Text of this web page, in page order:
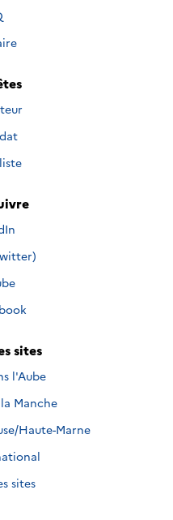
sur
sur
sur
sur
sites
l'Aube
Manche
Haute-Marne
sites